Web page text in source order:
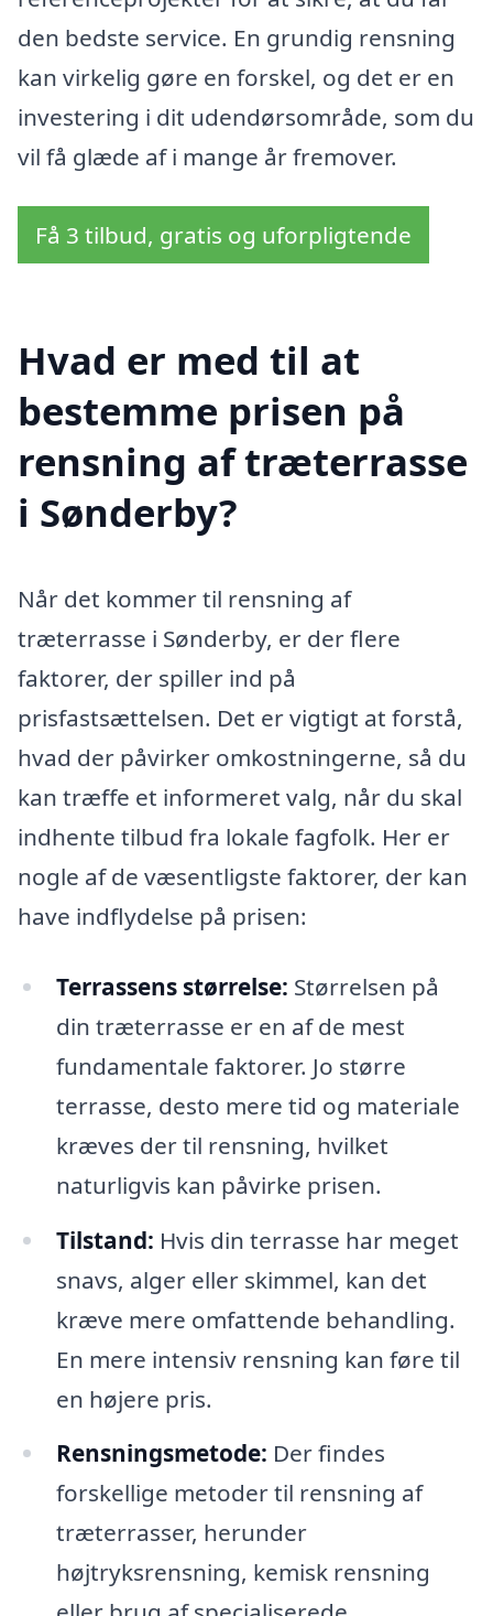
den bedste service. En grundig rensning
kan virkelig gøre en forskel, og det er en
investering i dit udendørsområde, som du
vil få glæde af i mange år fremover.
Få 3 tilbud, gratis og uforpligtende
Hvad er med til at
bestemme prisen på
rensning af træterrasse
i Sønderby?
Når det kommer til rensning af
træterrasse i Sønderby, er der flere
faktorer, der spiller ind på
prisfastsættelsen. Det er vigtigt at forstå,
hvad der påvirker omkostningerne, så du
kan træffe et informeret valg, når du skal
indhente tilbud fra lokale fagfolk. Her er
nogle af de væsentligste faktorer, der kan
have indflydelse på prisen:
Terrassens størrelse: Størrelsen på
din træterrasse er en af de mest
fundamentale faktorer. Jo større
terrasse, desto mere tid og materiale
kræves der til rensning, hvilket
naturligvis kan påvirke prisen.
Tilstand: Hvis din terrasse har meget
snavs, alger eller skimmel, kan det
kræve mere omfattende behandling.
En mere intensiv rensning kan føre til
en højere pris.
Rensningsmetode: Der findes
forskellige metoder til rensning af
træterrasser, herunder
højtryksrensning, kemisk rensning